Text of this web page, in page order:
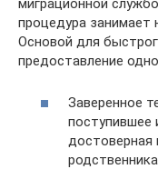
процедура занимает
Основой для
предоставление
Заверенное
поступившее
достоверная